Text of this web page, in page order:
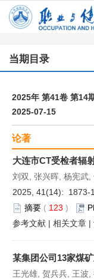
当期目录
2025年 第41卷 第14
2025-07-15
论著
大连市CT受检者辐
刘双, 张兴晖, 杨宪武
2025, 41(14): 1873-
摘要 ( 123 )
参考文献 | 相关文章 |
某集团公司13家煤
王光雄, 贺兵兵, 王波